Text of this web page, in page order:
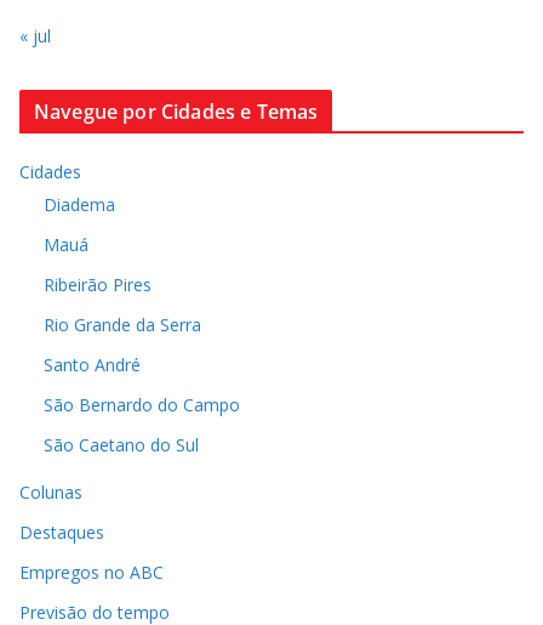
« jul
Navegue por Cidades e Temas
Cidades
Diadema
Mauá
Ribeirão Pires
Rio Grande da Serra
Santo André
São Bernardo do Campo
São Caetano do Sul
Colunas
Destaques
Empregos no ABC
Previsão do tempo